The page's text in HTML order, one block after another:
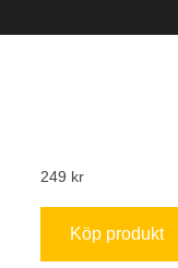
249 kr
Köp produkt